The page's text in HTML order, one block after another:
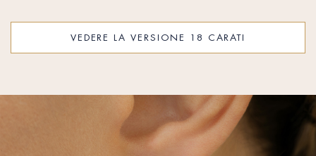
VEDERE LA VERSIONE 18 CARATI